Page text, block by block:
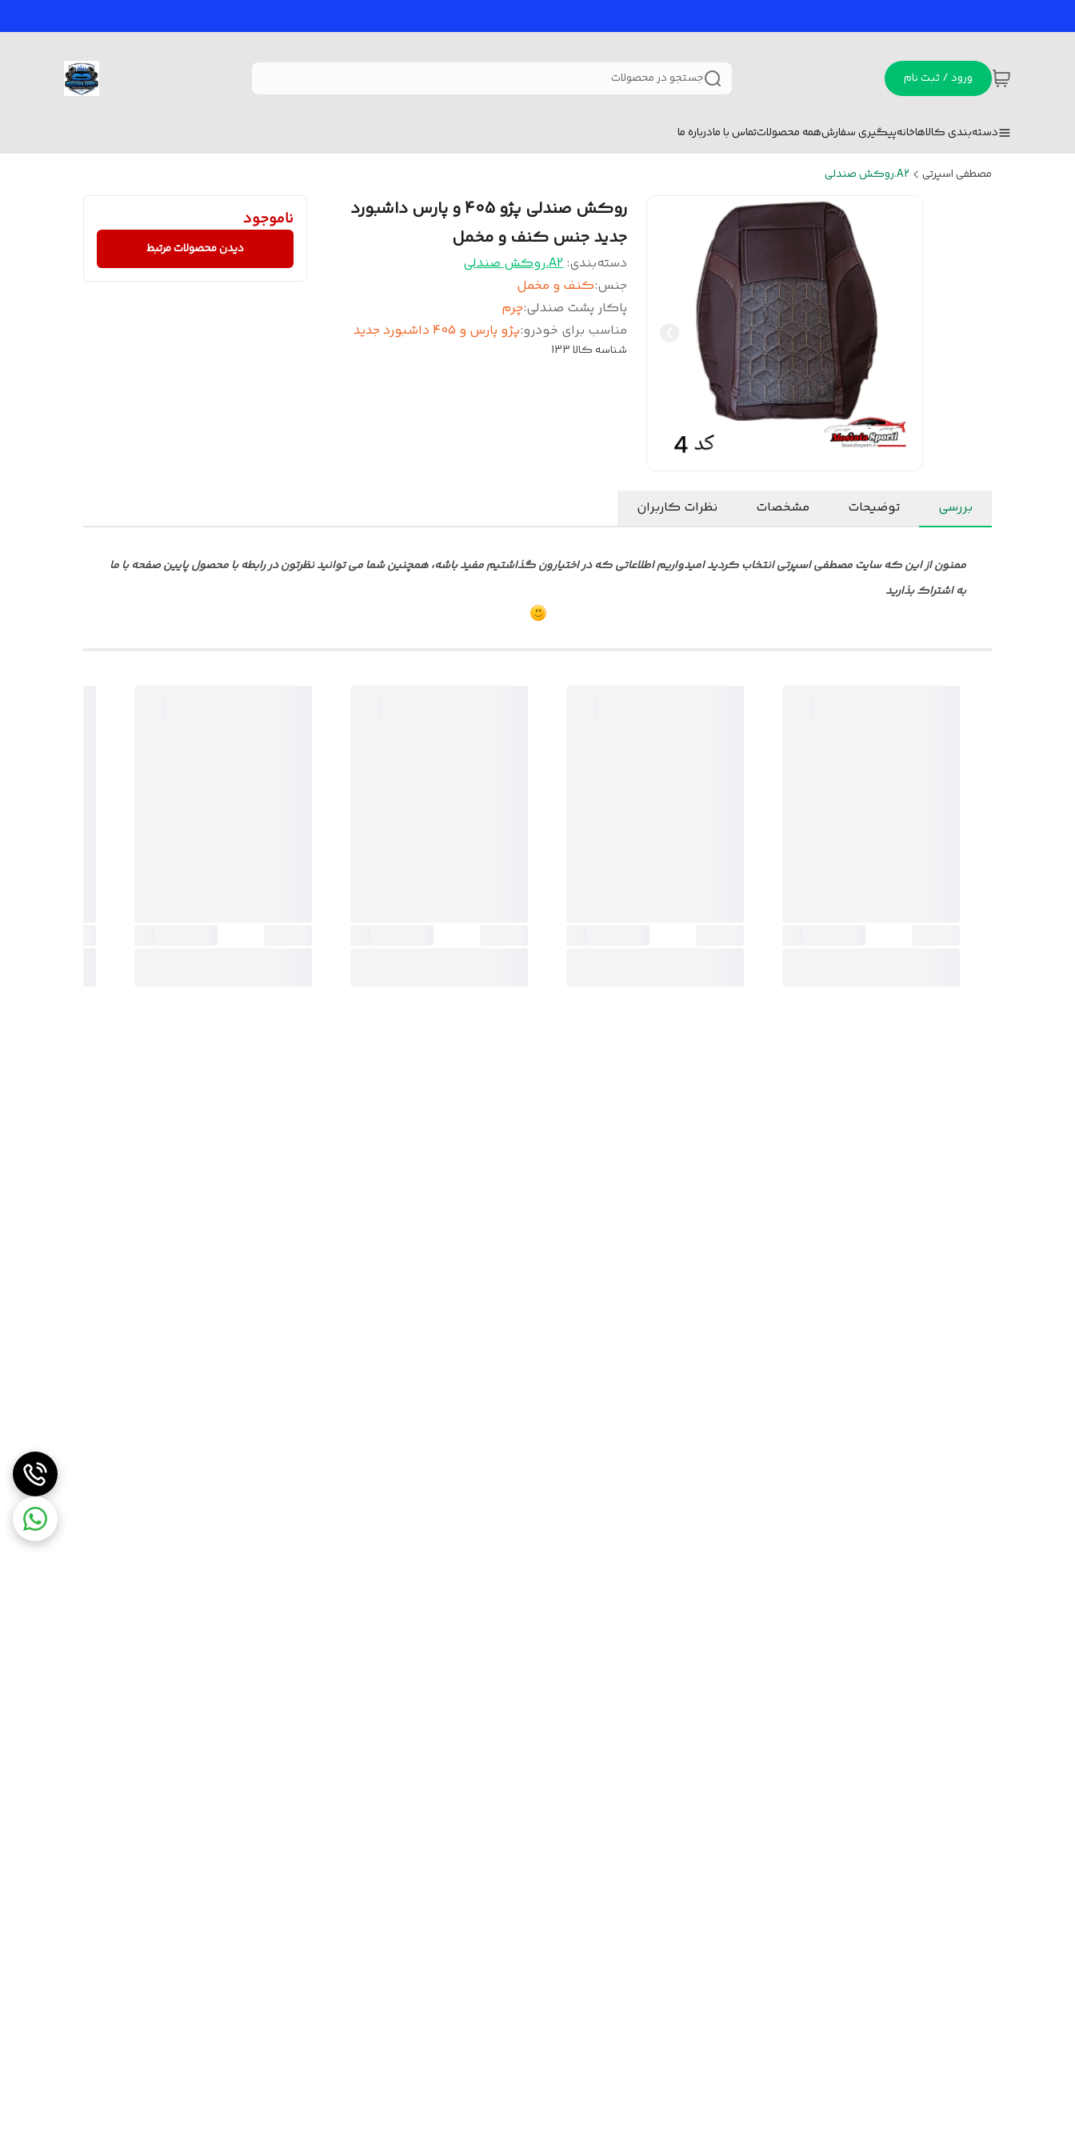
ورود / ثبت نام جستجو در محصولات
دسته‌بندی کالاهاخانهپیگیری سفارشهمه محصولاتتماس با مادرباره ما
مصطفی اسپرتی A2.روکش صندلی
روکش صندلی پژو 405 و پارس داشبورد
جدید جنس کنف و مخمل
دسته‌بندی:A2.روکش صندلی
جنس:کنف و مخمل
پاکار پشت صندلی:چرم
مناسب برای خودرو:پژو پارس و 405 داشبورد جدید
شناسه کالا133
ناموجود
دیدن محصولات مرتبط
بررسی توضیحات مشخصات نظرات کاربران
ممنون از این که سایت مصطفی اسپرتی انتخاب کردید امیدواریم اطلاعاتی که در اختیارون گذاشتیم مفید باشه، همچنین شما می توانید نظرتون در رابطه با محصول پایین صفحه با ما
به اشتراک بذارید